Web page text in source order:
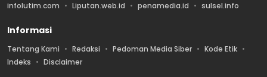
infolutim.com
Liputan.web.id penamedia.id sulsel.info
Informasi
Tentang Kami Redaksi Pedoman Media Siber
Kode Etik
Indeks
Disclaimer